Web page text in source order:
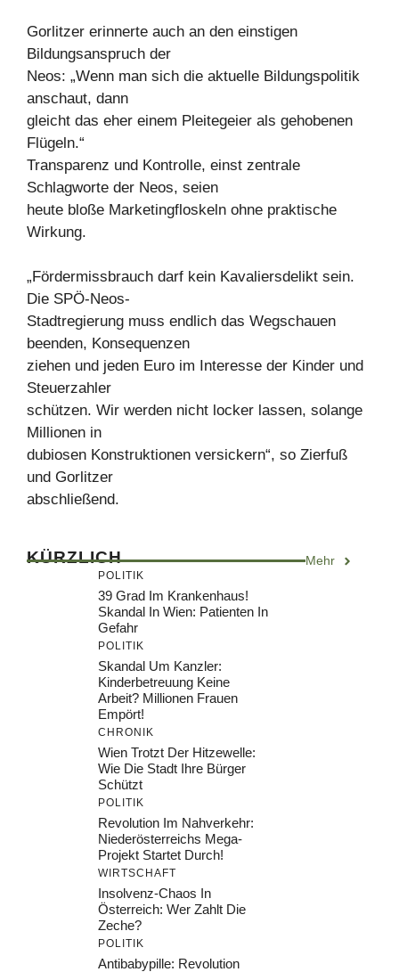
Gorlitzer erinnerte auch an den einstigen
Bildungsanspruch der
Neos: „Wenn man sich die aktuelle Bildungspolitik
anschaut, dann
gleicht das eher einem Pleitegeier als gehobenen
Flügeln.“
Transparenz und Kontrolle, einst zentrale
Schlagworte der Neos, seien
heute bloße Marketingfloskeln ohne praktische
Wirkung.
„Fördermissbrauch darf kein Kavaliersdelikt sein.
Die SPÖ-Neos-
Stadtregierung muss endlich das Wegschauen
beenden, Konsequenzen
ziehen und jeden Euro im Interesse der Kinder und
Steuerzahler
schützen. Wir werden nicht locker lassen, solange
Millionen in
dubiosen Konstruktionen versickern“, so Zierfuß
und Gorlitzer
abschließend.
KÜRZLICH Mehr
POLITIK
39 Grad Im Krankenhaus!
Skandal In Wien: Patienten In
Gefahr
POLITIK
Skandal Um Kanzler:
Kinderbetreuung Keine
Arbeit? Millionen Frauen
Empört!
CHRONIK
Wien Trotzt Der Hitzewelle:
Wie Die Stadt Ihre Bürger
Schützt
POLITIK
Revolution Im Nahverkehr:
Niederösterreichs Mega-
Projekt Startet Durch!
WIRTSCHAFT
Insolvenz-Chaos In
Österreich: Wer Zahlt Die
Zeche?
POLITIK
Antibabypille: Revolution